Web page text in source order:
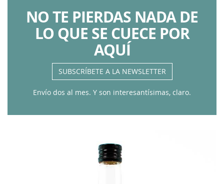
NO TE PIERDAS NADA DE
LO QUE SE CUECE POR
AQUÍ
SUBSCRÍBETE A LA NEWSLETTER
Envío dos al mes. Y son interesantísimas, claro.